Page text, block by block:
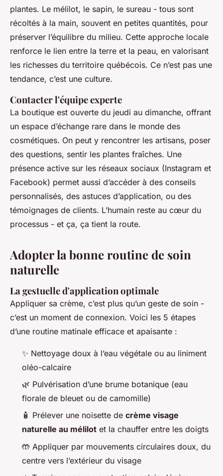
plantes. Le mélilot, le sapin, le sureau - tous sont
récoltés à la main, souvent en petites quantités, pour
préserver l’équilibre du milieu. Cette approche locale
renforce le lien entre la terre et la peau, en valorisant
les richesses du territoire québécois. Ce n’est pas une
tendance, c’est une culture.
Contacter l'équipe experte
La boutique est ouverte du jeudi au dimanche, offrant
un espace d’échange rare dans le monde des
cosmétiques. On peut y rencontrer les artisans, poser
des questions, sentir les plantes fraîches. Une
présence active sur les réseaux sociaux (Instagram et
Facebook) permet aussi d’accéder à des conseils
personnalisés, des astuces d’application, ou des
témoignages de clients. L’humain reste au cœur du
processus - et ça, ça tient la route.
Adopter la bonne routine de soin
naturelle
La gestuelle d'application optimale
Appliquer sa crème, c’est plus qu’un geste de soin -
c’est un moment de connexion. Voici les 5 étapes
d’une routine matinale efficace et apaisante :
✨ Nettoyage doux à l’eau végétale ou au liniment
oléo-calcaire
🌿 Pulvérisation d’une brume botanique (eau
florale de bleuet ou de camomille)
🧴 Prélever une noisette de crème visage
naturelle au mélilot et la chauffer entre les doigts
🤲 Appliquer par mouvements circulaires doux, du
centre vers l’extérieur du visage